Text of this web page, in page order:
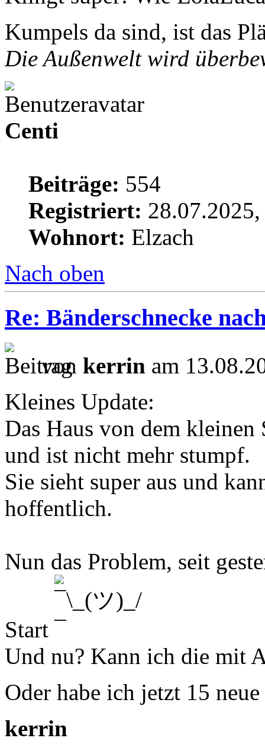
Kumpels da sind, ist das
Die Außenwelt wird
Centi
Beiträge: 554
Registriert:
Wohnort: Elzach
Nach oben
Re: Bänderschnecke
von kerrin am
Kleines Update:
Das Haus von dem
und ist nicht mehr stumpf.
Sie sieht super aus und
hoffentlich.
Nun das Problem, seit
Start
Und nu? Kann ich die mit
Oder habe ich jetzt 15
kerrin